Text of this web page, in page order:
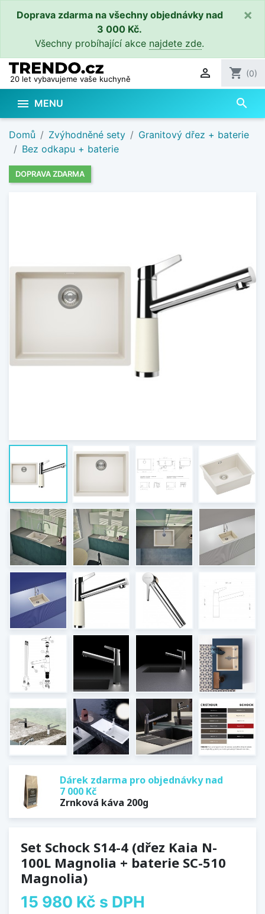
Doprava zdarma na všechny objednávky nad
3 000 Kč.
Všechny probíhající akce najdete zde.
×
20 let vybavujeme vaše kuchyně  shopping_cart (0)
 MENU search
Domů Zvýhodněné sety
Granitový dřez + baterie
Bez odkapu + baterie
DOPRAVA ZDARMA
Dárek zdarma pro objednávky nad
7 000 Kč
Zrnková káva 200g
Set Schock S14-4 (dřez Kaia N-
100L Magnolia + baterie SC-510
Magnolia)
15 980 Kč s DPH